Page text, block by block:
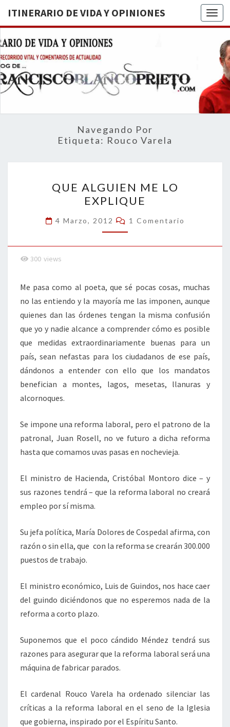
ITINERARIO DE VIDA Y OPINIONES
DE
BREVE
RECORRIDO
VITAL Y
ACTUALIDAD
Navegando Por
Etiqueta: Rouco Varela
ALGUIEN
ME
LO
EXPLIQUE
QUE ALGUIEN ME LO
EXPLIQUE
4 Marzo, 2012 Comentarios
1 Comentario
300 views
Me pasa como al poeta, que sé pocas cosas, muchas
no las entiendo y la mayoría me las imponen, aunque
quienes dan las órdenes tengan la misma confusión
que yo y nadie alcance a comprender cómo es posible
que medidas extraordinariamente buenas para un
país, sean nefastas para los ciudadanos de ese país,
dándonos a entender con ello que los mandatos
benefician a montes, lagos, mesetas, llanuras y
alcornoques.
Se impone una reforma laboral, pero el patrono de la
patronal, Juan Rosell, no ve futuro a dicha reforma
hasta que comamos uvas pasas en nochevieja.
El ministro de Hacienda, Cristóbal Montoro dice – y
sus razones tendrá – que la reforma laboral no creará
empleo por sí misma.
Su jefa política, María Dolores de Cospedal afirma, con
razón o sin ella, que con la reforma se crearán 300.000
puestos de trabajo.
El ministro económico, Luis de Guindos, nos hace caer
del guindo diciéndonos que no esperemos nada de la
reforma a corto plazo.
Suponemos que el poco cándido Méndez tendrá sus
razones para asegurar que la reforma laboral será una
máquina de fabricar parados.
El cardenal Rouco Varela ha ordenado silenciar las
críticas a la reforma laboral en el seno de la Iglesia
que gobierna, inspirado por el Espíritu Santo.